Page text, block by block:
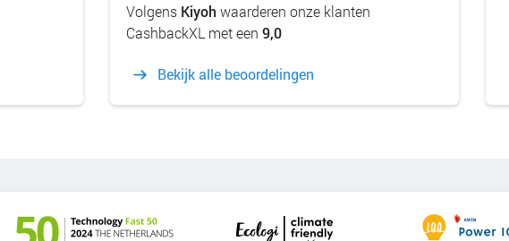
Volgens Kiyoh waarderen onze klanten
CashbackXL met een9,0
Bekijk alle beoordelingen